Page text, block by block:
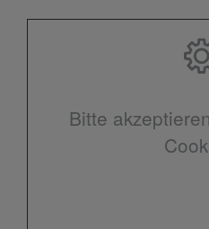
Bitte